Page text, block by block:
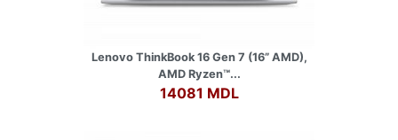
Lenovo ThinkBook 16 Gen 7 (16” AMD),
AMD Ryzen™...
14081 MDL